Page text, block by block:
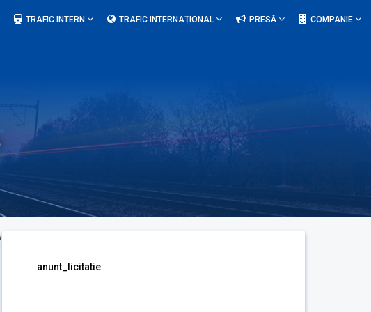
TRAFIC INTERN TRAFIC INTERNAȚIONAL PRESĂ COMPANIE
anunt_licitatie